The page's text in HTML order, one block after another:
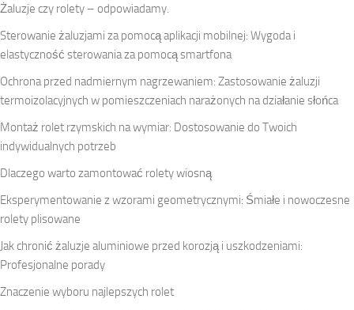
Żaluzje czy rolety – odpowiadamy.
Sterowanie żaluzjami za pomocą aplikacji mobilnej: Wygoda i
elastyczność sterowania za pomocą smartfona
Ochrona przed nadmiernym nagrzewaniem: Zastosowanie żaluzji
termoizolacyjnych w pomieszczeniach narażonych na działanie słońca
Montaż rolet rzymskich na wymiar: Dostosowanie do Twoich
indywidualnych potrzeb
Dlaczego warto zamontować rolety wiosną
Eksperymentowanie z wzorami geometrycznymi: Śmiałe i nowoczesne
rolety plisowane
Jak chronić żaluzje aluminiowe przed korozją i uszkodzeniami:
Profesjonalne porady
Znaczenie wyboru najlepszych rolet